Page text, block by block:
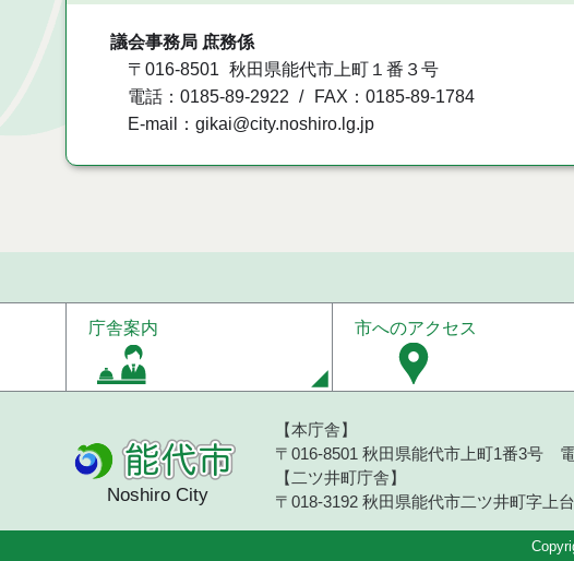
議会事務局 庶務係
〒016-8501
秋田県能代市上町１番３号
電話：0185-89-2922
FAX：0185-89-1784
E-mail：gikai@city.noshiro.lg.jp
庁舎案内 市へのアクセス
Noshiro City
【本庁舎】
〒016-8501 秋田県能代市上町1番3号
【二ツ井町庁舎】
〒018-3192 秋田県能代市二ツ井町字上